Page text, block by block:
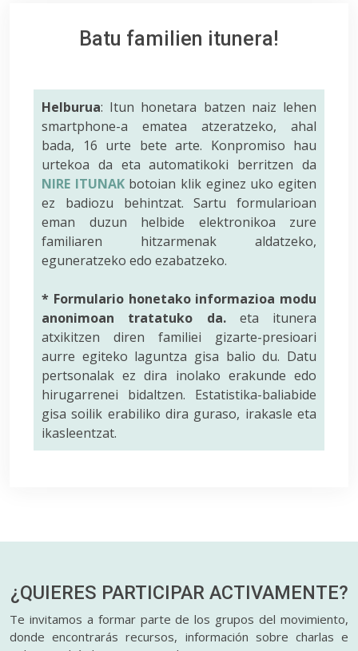
Batu familien itunera!
Helburua: Itun honetara batzen naiz lehen
smartphone-a ematea atzeratzeko, ahal
bada, 16 urte bete arte. Konpromiso hau
urtekoa da eta automatikoki berritzen da
NIRE ITUNAKbotoian klik eginez uko egiten
ez badiozu behintzat. Sartu formularioan
eman duzun helbide elektronikoa zure
familiaren hitzarmenak aldatzeko,
eguneratzeko edo ezabatzeko.
* Formulario honetako informazioa modu
anonimoan tratatuko da.eta itunera
atxikitzen diren familiei gizarte-presioari
aurre egiteko laguntza gisa balio du. Datu
pertsonalak ez dira inolako erakunde edo
hirugarrenei bidaltzen. Estatistika-baliabide
gisa soilik erabiliko dira guraso, irakasle eta
ikasleentzat.
¿QUIERES PARTICIPAR ACTIVAMENTE?
Te invitamos a formar parte de los grupos del movimiento,
donde encontrarás recursos, información sobre charlas e